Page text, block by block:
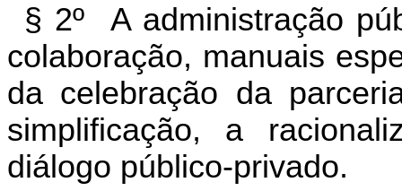
§ 2º A administração
colaboração, manuais
da celebração da
simplificação, a
diálogo público-privado.